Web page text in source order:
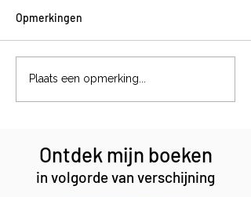
Het jachtinstinct van een
podenco
Opmerkingen
Plaats een opmerking...
Ontdek mijn boeken
in volgorde van verschijning